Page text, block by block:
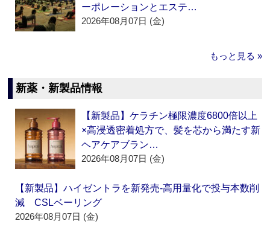
ーポレーションとエステ…
2026年08月07日 (金)
もっと見る »
新薬・新製品情報
【新製品】ケラチン極限濃度6800倍以上
×高浸透密着処方で、髪を芯から満たす新
ヘアケアブラン…
2026年08月07日 (金)
【新製品】ハイゼントラを新発売‐高用量化で投与本数削
減 CSLベーリング
2026年08月07日 (金)